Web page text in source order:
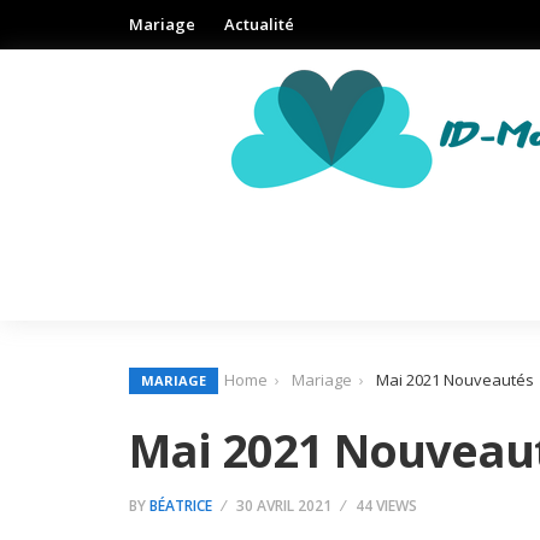
Mariage Actualité
MARIAGE Home Mariage Mai 2021 Nouveautés
Mai 2021
BYBÉATRICE 30 AVRIL 2021 44 VIEWS